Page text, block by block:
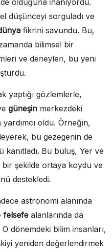
olduğuna inanıyordu.
düşünceyi sorguladı ve
fikrini savundu. Bu,
bilimsel bir
ve deneyleri, bu yeni
yaptığı gözlemlerle,
güneşin merkezdeki
oldu. Örneğin,
bu gezegenin de
kanıtladı. Bu buluş, Yer ve
bir şekilde ortaya koydu ve
destekledi.
astronomi alanında
felsefe alanlarında da
dönemdeki bilim insanları,
yeniden değerlendirmek